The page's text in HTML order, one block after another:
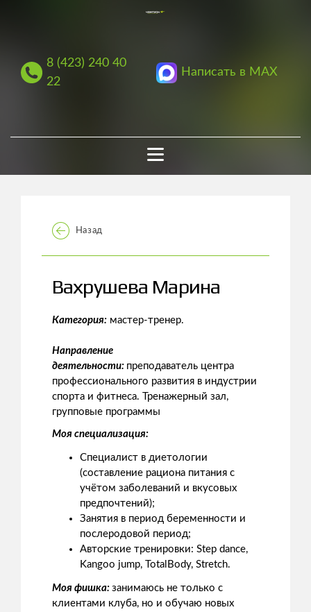
8 (423) 240 40
22
Написать в MAX
Назад
Вахрушева Марина
Категория: мастер-тренер.
Направление
деятельности: преподаватель центра
профессионального развития в индустрии
спорта и фитнеса. Тренажерный зал,
групповые программы
Моя специализация:
Специалист в диетологии
(составление рациона питания с
учётом заболеваний и вкусовых
предпочтений);
Занятия в период беременности и
послеродовой период;
Авторские тренировки: Step dance,
Kangoo jump, TotalBody, Stretch.
Моя фишка: занимаюсь не только с
клиентами клуба, но и обучаю новых